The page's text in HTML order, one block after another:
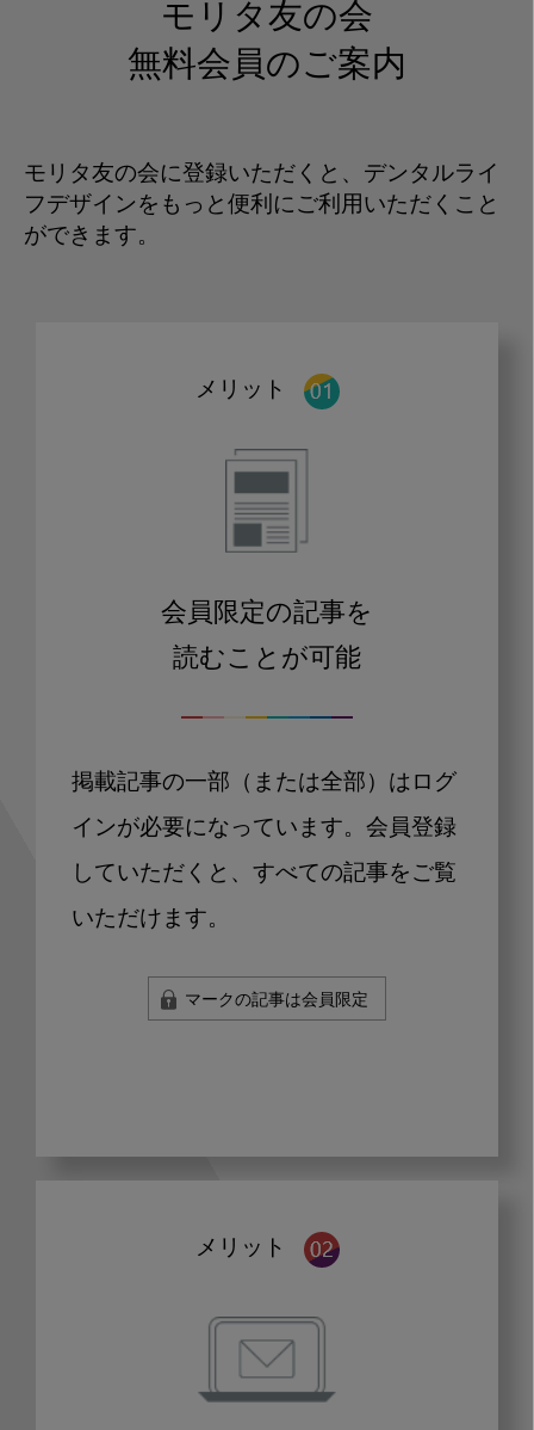
モリタ友の会
無料会員のご案内
モリタ友の会に登録いただくと、デンタルライ
フデザインをもっと便利にご利用いただくこと
ができます。
メリット
会員限定の記事を
読むことが可能
掲載記事の一部（または全部）はログ
インが必要になっています。会員登録
していただくと、すべての記事をご覧
いただけます。
マークの記事は会員限定
メリット